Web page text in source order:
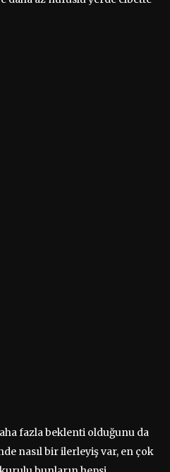
fazla beklenti olduğunu da
nasıl bir ilerleyiş var, en çok